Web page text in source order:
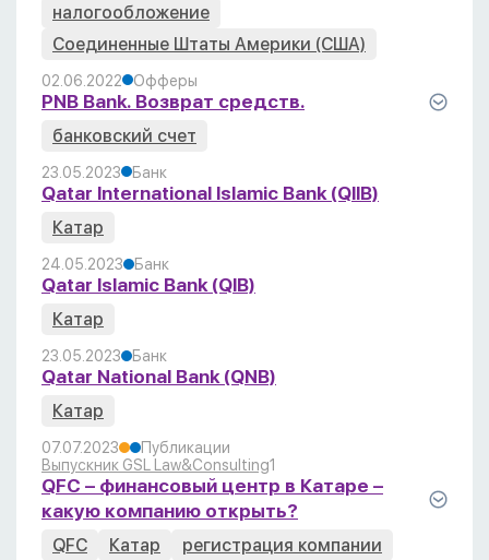
налогообложение
Соединенные Штаты Америки (США)
02.06.2022 Офферы
PNB Bank. Возврат средств.
банковский счет
23.05.2023 Банк
Qatar International Islamic Bank (QIIB)
Катар
24.05.2023 Банк
Qatar Islamic Bank (QIB)
Катар
23.05.2023 Банк
Qatar National Bank (QNB)
Катар
07.07.2023
Публикации
Выпускник GSL Law&Consulting1
QFC – финансовый центр в Катаре –
какую компанию открыть?
QFC Катар регистрация компании